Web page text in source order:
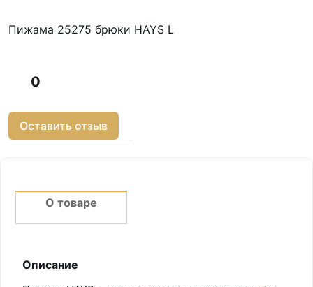
Пижама 25275 брюки HAYS L
0
Оставить отзыв
О товаре
Описание